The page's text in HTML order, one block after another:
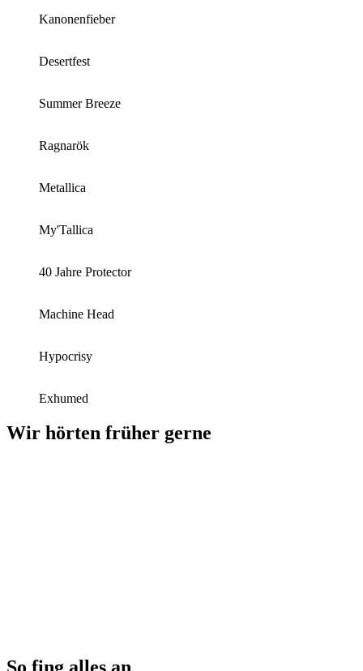
Kanonenfieber
Desertfest
Summer Breeze
Ragnarök
Metallica
My'Tallica
40 Jahre Protector
Machine Head
Hypocrisy
Exhumed
Wir hörten früher gerne
So fing alles an